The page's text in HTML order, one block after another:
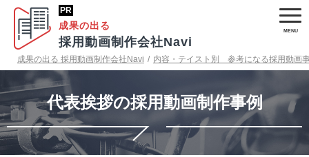
成果の出る
採用動画制作会社Navi
成果の出る 採用動画制作会社Navi / 内容・テイスト別 参考になる採用動画
代表挨拶の採用動画制作事例